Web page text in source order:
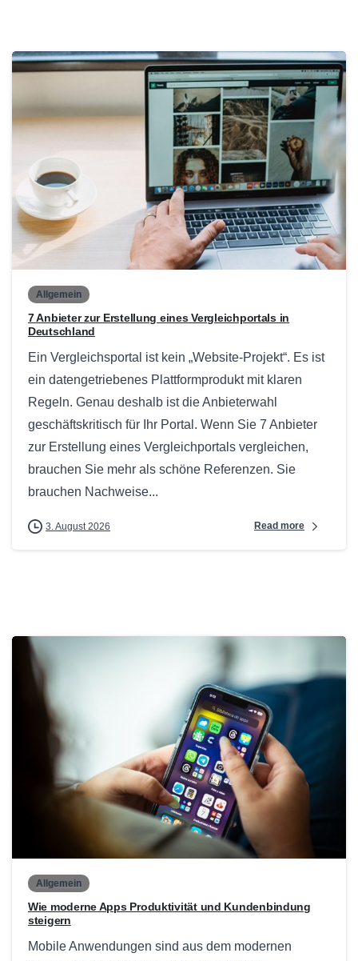
0
Allgemein
7 Anbieter zur Erstellung eines Vergleichportals in
Deutschland
Ein Vergleichsportal ist kein „Website-Projekt“. Es ist
ein datengetriebenes Plattformprodukt mit klaren
Regeln. Genau deshalb ist die Anbieterwahl
geschäftskritisch für Ihr Portal. Wenn Sie 7 Anbieter
zur Erstellung eines Vergleichportals vergleichen,
brauchen Sie mehr als schöne Referenzen. Sie
brauchen Nachweise...
3. August 2026 Read more
Allgemein
Wie moderne Apps Produktivität und Kundenbindung
steigern
Mobile Anwendungen sind aus dem modernen